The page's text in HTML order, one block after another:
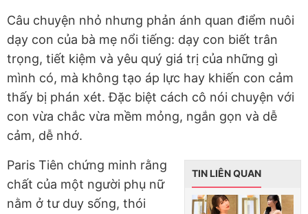
Câu chuyện nhỏ nhưng phản ánh quan điểm nuôi
dạy con của bà mẹ nổi tiếng: dạy con biết trân
trọng, tiết kiệm và yêu quý giá trị của những gì
mình có, mà không tạo áp lực hay khiến con cảm
thấy bị phán xét. Đặc biệt cách cô nói chuyện với
con vừa chắc vừa mềm mỏng, ngắn gọn và dễ
cảm, dễ nhớ.
TIN LIÊN QUAN
Paris Tiên chứng minh rằng
chất của một người phụ nữ
nằm ở tư duy sống, thói